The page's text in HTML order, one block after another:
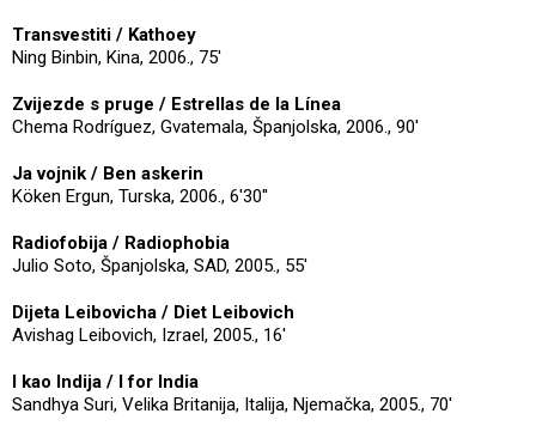
Transvestiti / Kathoey
Ning Binbin, Kina, 2006., 75'
Zvijezde s pruge / Estrellas de la Línea
Chema Rodríguez, Gvatemala, Španjolska, 2006., 90'
Ja vojnik / Ben askerin
Köken Ergun, Turska, 2006., 6'30''
Radiofobija / Radiophobia
Julio Soto, Španjolska, SAD, 2005., 55'
Dijeta Leibovicha / Diet Leibovich
Avishag Leibovich, Izrael, 2005., 16'
I kao Indija / I for India
Sandhya Suri, Velika Britanija, Italija, Njemačka, 2005., 70'